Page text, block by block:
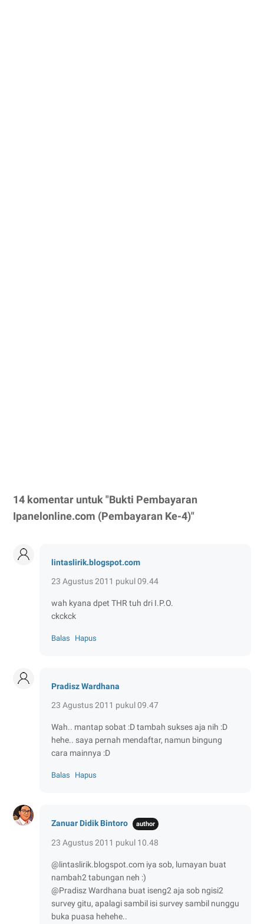
14 komentar untuk "Bukti Pembayaran
Ipanelonline.com (Pembayaran Ke-4)"
lintaslirik.blogspot.com
23 Agustus 2011 pukul 09.44
wah kyana dpet THR tuh dri I.P.O.
ckckck
Balas Hapus
Pradisz Wardhana
23 Agustus 2011 pukul 09.47
Wah.. mantap sobat :D tambah sukses aja nih :D
hehe.. saya pernah mendaftar, namun bingung
cara mainnya :D
Balas Hapus
Zanuar Didik Bintoro
23 Agustus 2011 pukul 10.48
@lintaslirik.blogspot.com iya sob, lumayan buat
nambah2 tabungan neh :)
@Pradisz Wardhana buat iseng2 aja sob ngisi2
survey gitu, apalagi sambil isi survey sambil nunggu
buka puasa hehehe..